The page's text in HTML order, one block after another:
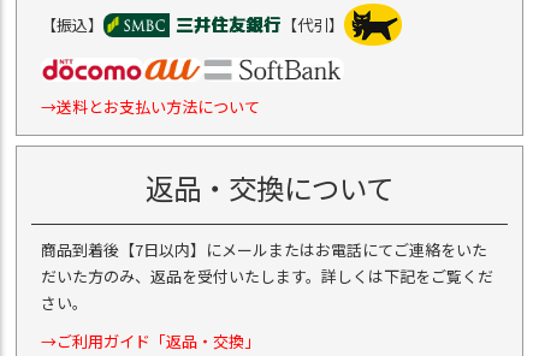
【振込】 【代引】
→送料とお支払い方法について
返品・交換について
商品到着後【7日以内】にメールまたはお電話にてご連絡をいた
だいた方のみ、返品を受付いたします。詳しくは下記をご覧くだ
さい。
→ご利用ガイド「返品・交換」